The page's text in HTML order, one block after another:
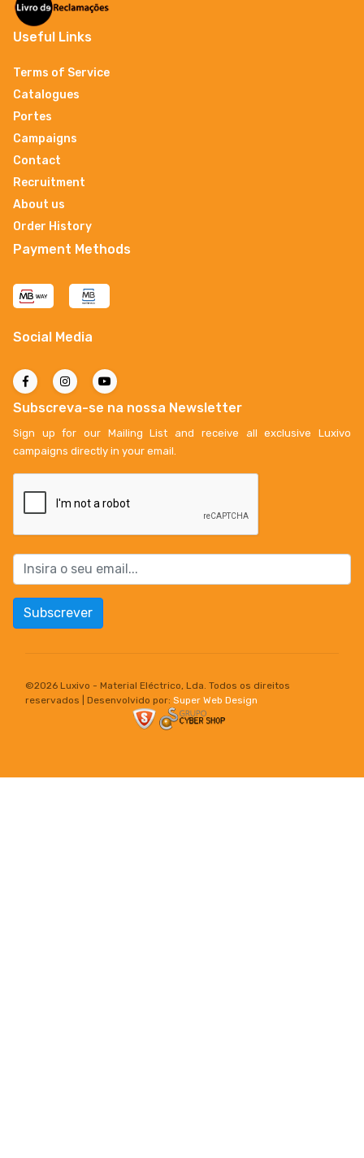
Useful Links
Terms of Service
Catalogues
Portes
Campaigns
Contact
Recruitment
About us
Order History
Payment Methods
Social Media
Subscreva-se na nossa Newsletter
Sign up for our Mailing List and receive all exclusive Luxivo
campaigns directly in your email.
Subscrever
©2026 Luxivo - Material Eléctrico, Lda. Todos os direitos
reservados | Desenvolvido por: Super Web Design